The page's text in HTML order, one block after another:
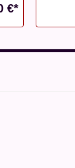
€*